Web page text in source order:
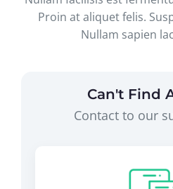
Proin at aliquet felis.
Nullam sapien
Can't Find
Contact to our